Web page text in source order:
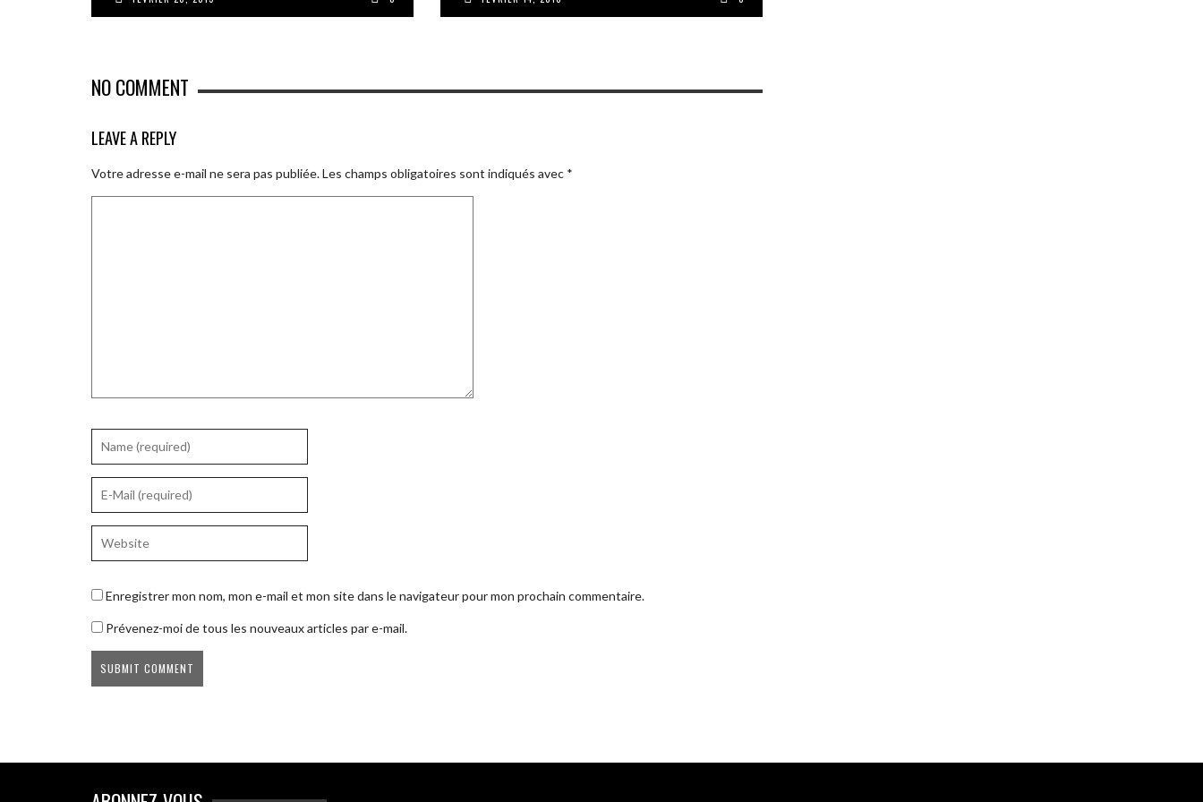
NO COMMENT
LEAVE A REPLY
Votre adresse e-mail ne sera pas publiée.Les champs obligatoires sont indiqués avec *
Enregistrer mon nom, mon e-mail et mon site dans le navigateur pour mon prochain commentaire.
Prévenez-moi de tous les nouveaux articles par e-mail.